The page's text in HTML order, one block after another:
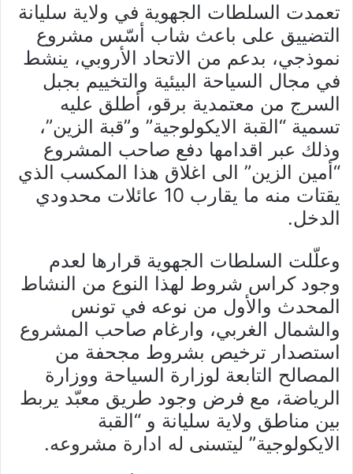
تعمدت السلطات الجهوية في ولاية سليانة
التضييق على باعث شاب أسّس مشروع
نموذجي، بدعم من الاتحاد الأروبي، ينشط
في مجال السياحة البيئية والتخييم بجبل
السرج من معتمدية برقو، أطلق عليه
تسمية “القبة الايكولوجية” و”قبة الزين”،
وذلك عبر اقدامها دفع صاحب المشروع
“أمين الزين” الى اغلاق هذا المكسب الذي
يقتات منه ما يقارب 10 عائلات محدودي
الدخل.
وعلّلت السلطات الجهوية قرارها لعدم
وجود كراس شروط لهذا النوع من النشاط
المحدث والأول من نوعه في تونس
والشمال الغربي، وارغام صاحب المشروع
استصدار ترخيص بشروط مجحفة من
المصالح التابعة لوزارة السياحة ووزارة
الرياضة، مع فرض وجود طريق معبّد يربط
بين مناطق ولاية سليانة و “القبة
الايكولوجية” ليتسنى له ادارة مشروعه.